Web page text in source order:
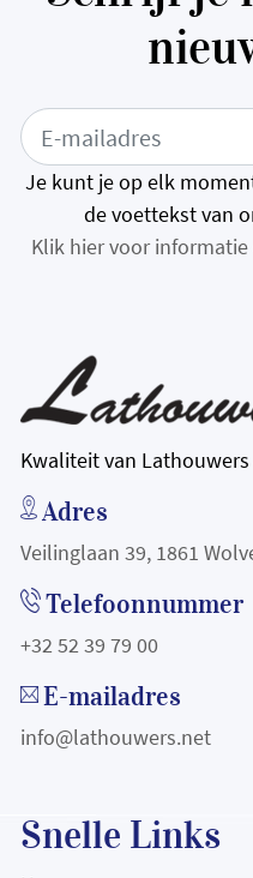
Je kunt je op elk
de voettekst van
Klik hier voor
Kwaliteit van
Adres
Veilinglaan 39, 1861
Telefoonnummer
+32 52 39 79 00
E-mailadres
info@lathouwers.net
Snelle Links